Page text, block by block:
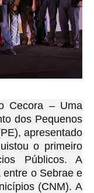
Cecora – Uma
dos Pequenos
apresentado
o primeiro
Públicos. A
entre o Sebrae e
(CNM). A